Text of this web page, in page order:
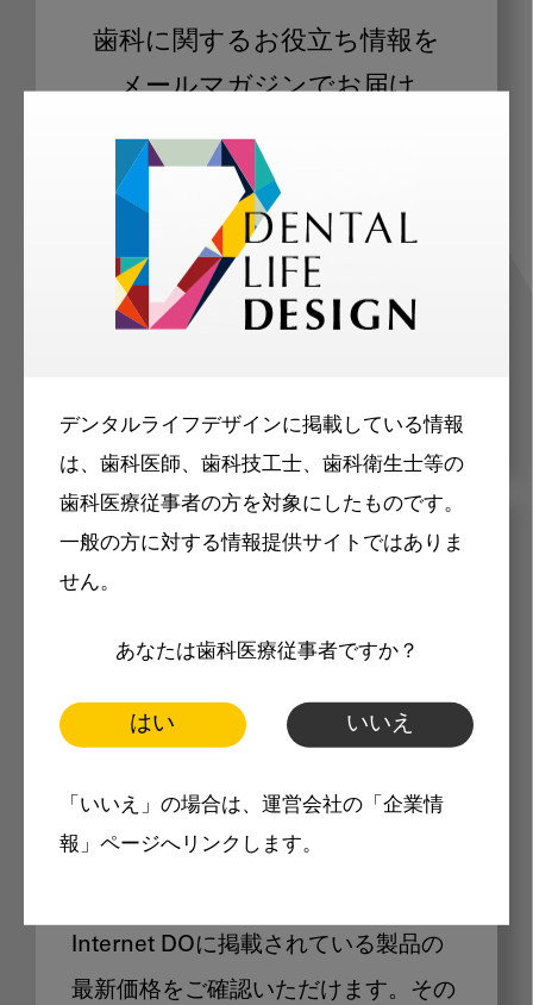
デンタルライフデザインに掲載している情報
は、歯科医師、歯科技工士、歯科衛生士等の
歯科医療従事者の方を対象にしたものです。
一般の方に対する情報提供サイトではありま
せん。
あなたは歯科医療従事者ですか？
はい いいえ
「いいえ」の場合は、運営会社の「企業情
報」ページへリンクします。
歯科に関するお役立ち情報を
メールマガジンでお届け
ご登録いただいた職種（歯科医師、歯
科衛生士、歯科技工士）に合わせた内
容のメールマガジンをお届けします。
メリット
製品価格も閲覧可能
Internet DOに掲載されている製品の
最新価格をご確認いただけます。その